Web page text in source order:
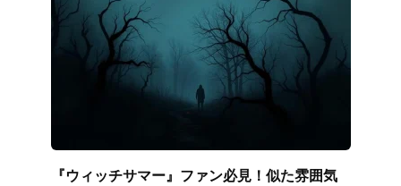
『ウィッチサマー』ファン必見！似た雰囲気